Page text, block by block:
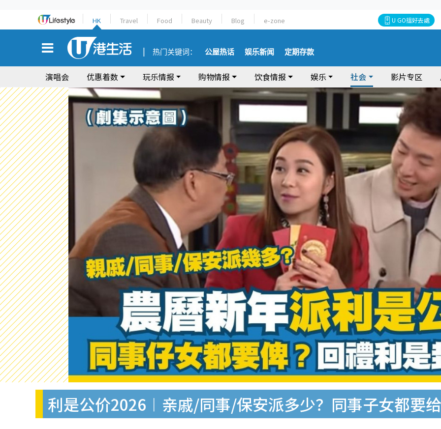
HK Travel Food Beauty Blog e-zone U GO搵好去處
热门关键词： 公屋热话 娱乐新闻 定期存款
演唱会 优惠着数 玩乐情报 购物情报 饮食情报 娱乐 社会 影片专区
利是公价2026︱亲戚/同事/保安派多少？同事子女都要